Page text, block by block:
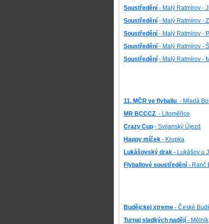
Soustředění - Malý Ratmírov -
Soustředění - Malý Ratmírov -
Soustředění - Malý Ratmírov -
Soustředění - Malý Ratmírov -
Soustředění - Malý Ratmírov -
11. MČR ve flyballu - M ladá
MR BCCCZ - Litoměřice
Crazy Cup - Svijanský Újezd
Happy míček - Krupka
Lukášovský drak - Lukášov u
Flyballové soustředění - Ranč
Budějckej xtreme - České
Turnaj sladkých nadějí - Mělník